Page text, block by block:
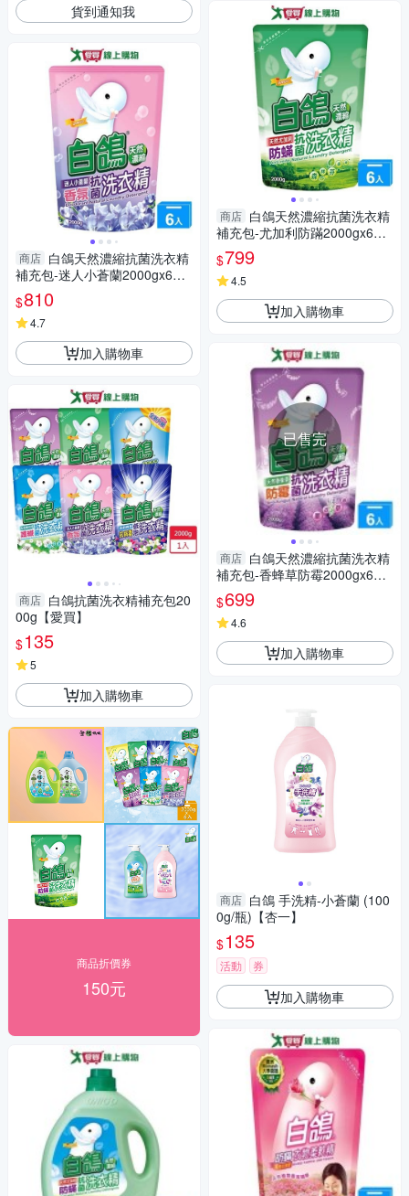
貨到通知我
商店 白鴿天然濃縮抗菌洗衣精
補充包-迷人小蒼蘭2000gx6入
(箱)【愛買】
$810
4.7
加入購物車
商店 白鴿抗菌洗衣精補充包20
00g【愛買】
$135
5
加入購物車
商品折價券
150元
商店 白鴿天然濃縮抗菌洗衣精
補充包-尤加利防蹣2000gx6入
(箱)【愛買】
$799
4.5
加入購物車
已售完
商店 白鴿天然濃縮抗菌洗衣精
補充包-香蜂草防霉2000gx6入
(箱)【愛買】
$699
4.6
加入購物車
商店 白鴿 手洗精-小蒼蘭 (100
0g/瓶)【杏一】
$135
活動 券
加入購物車